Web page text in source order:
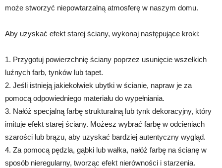
może stworzyć niepowtarzalną atmosferę w naszym domu.
Aby uzyskać efekt starej ściany, wykonaj następujące kroki:
1. Przygotuj powierzchnię ściany poprzez usunięcie wszelkich
luźnych farb, tynków lub tapet.
2. Jeśli istnieją jakiekolwiek ubytki w ścianie, napraw je za
pomocą odpowiedniego materiału do wypełniania.
3. Nałóż specjalną farbę strukturalną lub tynk dekoracyjny, który
imituje efekt starej ściany. Możesz wybrać farbę w odcieniach
szarości lub brązu, aby uzyskać bardziej autentyczny wygląd.
4. Za pomocą pędzla, gąbki lub wałka, nałóż farbę na ścianę w
sposób nieregularny, tworząc efekt nierówności i starzenia.